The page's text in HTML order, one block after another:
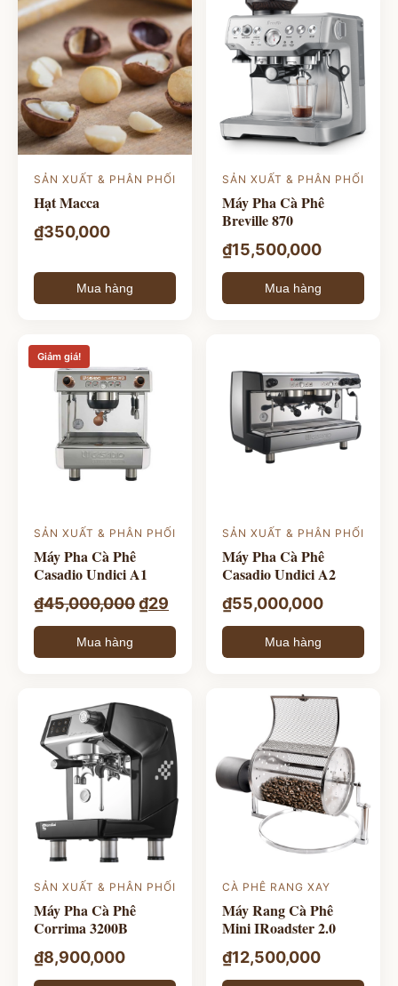
SẢN XUẤT & PHÂN PHỐI
Hạt Macca
₫350,000
Mua hàng
SẢN XUẤT & PHÂN PHỐI
Máy Pha Cà Phê
Breville 870
₫15,500,000
Mua hàng
Giảm giá!
SẢN XUẤT & PHÂN PHỐI
Máy Pha Cà Phê
Casadio Undici A1
₫45,000,000Giá
gốc
là:
₫29
hiện
tại
Mua hàng
SẢN XUẤT & PHÂN PHỐI
Máy Pha Cà Phê
Casadio Undici A2
₫55,000,000
Mua hàng
SẢN XUẤT & PHÂN PHỐI
Máy Pha Cà Phê
Corrima 3200B
₫8,900,000
CÀ PHÊ RANG XAY
Máy Rang Cà Phê
Mini IRoadster 2.0
₫12,500,000